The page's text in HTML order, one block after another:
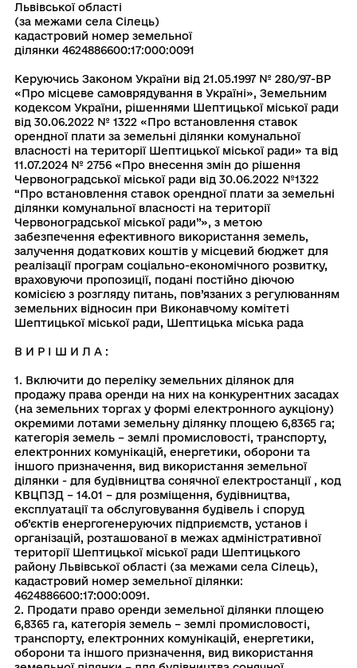
Львівської області
(за межами села Сілець)
кадастровий номер земельної
ділянки 4624886600:17:000:0091
Керуючись Законом України вiд 21.05.1997 № 280/97-ВР
«Про мiсцеве самоврядування в Українi», Земельним
кодексом України, рішеннями Шептицької міської ради
від 30.06.2022 № 1322 «Про встановлення ставок
орендної плати за земельні ділянки комунальної
власності на території Шептицької міської ради» та від
11.07.2024 № 2756 «Про внесення змін до рішення
Червоноградської міської ради від 30.06.2022 №1322
“Про встановлення ставок орендної плати за земельні
ділянки комунальної власності на території
Червоноградської міської ради”», з метою
забезпечення ефективного використання земель,
залучення додаткових коштів у місцевий бюджет для
реалізації програм соціально-економічного розвитку,
враховуючи пропозиції, подані постiйно дiючою
комiсiєю з розгляду питань, пов’язаних з регулюванням
земельних вiдносин при Виконавчому комiтетi
Шептицької мiської ради, Шептицька мiська рада
В И Р І Ш И Л А :
1. Включити до переліку земельних ділянок для
продажу права оренди на них на конкурентних засадах
(на земельних торгах у формі електронного аукціону)
окремими лотами земельну ділянку площею 6,8365 га;
категорія земель – землі промисловості, транспорту,
електронних комунікацій, енергетики, оборони та
іншого призначення, вид використання земельної
ділянки - для будівництва сонячної електростанції , код
КВЦПЗД – 14.01 – для розміщення, будівництва,
експлуатації та обслуговування будівель і споруд
об’єктів енергогенеруючих підприємств, установ і
організацій, розташованої в межах адміністративної
території Шептицької міської ради Шептицького
району Львівської області (за межами села Сілець),
кадастровий номер земельної ділянки:
4624886600:17:000:0091.
2. Продати право оренди земельної ділянки площею
6,8365 га, категорія земель – землі промисловості,
транспорту, електронних комунікацій, енергетики,
оборони та іншого призначення, вид використання